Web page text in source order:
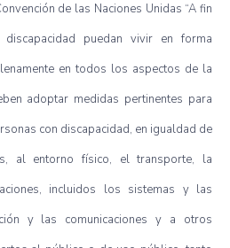
de las Naciones Unidas “A fin
discapacidad puedan vivir en forma
en todos los aspectos de la
adoptar medidas pertinentes para
con discapacidad, en igualdad de
, al entorno físico, eltransporte, la
, incluidos los sistemas y las
y las comunicaciones y a otros